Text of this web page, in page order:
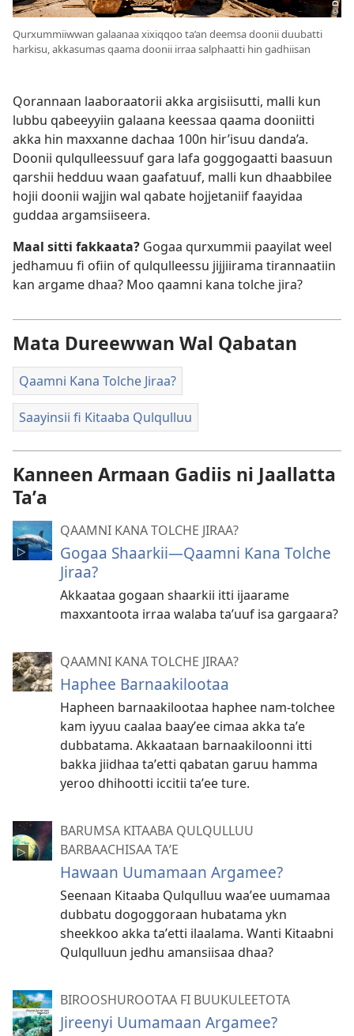
Qurxummiiwwan galaanaa xixiqqoo ta’an deemsa doonii duubatti
harkisu, akkasumas qaama doonii irraa salphaatti hin gadhiisan
Qorannaan laaboraatorii akka argisiisutti, malli kun
lubbu qabeeyyiin galaana keessaa qaama dooniitti
akka hin maxxanne dachaa 100n hir’isuu danda’a.
Doonii qulqulleessuuf gara lafa goggogaatti baasuun
qarshii hedduu waan gaafatuuf, malli kun dhaabbilee
hojii doonii wajjin wal qabate hojjetaniif faayidaa
guddaa argamsiiseera.
Maal sitti fakkaata? Gogaa qurxummii paayilat weel
jedhamuu fi ofiin of qulqulleessu jijjiirama tirannaatiin
kan argame dhaa? Moo qaamni kana tolche jira?
Mata Dureewwan Wal Qabatan
Qaamni Kana Tolche Jiraa?
Saayinsii fi Kitaaba Qulqulluu
Kanneen Armaan Gadiis ni Jaallatta
Taʼa
QAAMNI KANA TOLCHE JIRAA?
Gogaa Shaarkii—Qaamni Kana Tolche
Jiraa?
Akkaataa gogaan shaarkii itti ijaarame
maxxantoota irraa walaba ta’uuf isa gargaara?
QAAMNI KANA TOLCHE JIRAA?
Haphee Barnaakilootaa
Hapheen barnaakilootaa haphee nam-tolchee
kam iyyuu caalaa baayʼee cimaa akka taʼe
dubbatama. Akkaataan barnaakiloonni itti
bakka jiidhaa taʼetti qabatan garuu hamma
yeroo dhihootti iccitii taʼee ture.
BARUMSA KITAABA QULQULLUU
BARBAACHISAA TAʼE
Hawaan Uumamaan Argamee?
Seenaan Kitaaba Qulqulluu waaʼee uumamaa
dubbatu dogoggoraan hubatama ykn
sheekkoo akka taʼetti ilaalama. Wanti Kitaabni
Qulqulluun jedhu amansiisaa dhaa?
BIROOSHUROOTAA FI BUUKULEETOTA
Jireenyi Uumamaan Argamee?